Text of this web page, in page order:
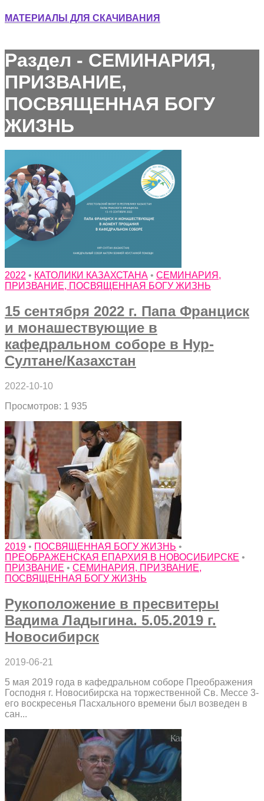
МАТЕРИАЛЫ ДЛЯ СКАЧИВАНИЯ
Раздел - СЕМИНАРИЯ,
ПРИЗВАНИЕ,
ПОСВЯЩЕННАЯ БОГУ
ЖИЗНЬ
2022 • КАТОЛИКИ КАЗАХСТАНА • СЕМИНАРИЯ,
ПРИЗВАНИЕ, ПОСВЯЩЕННАЯ БОГУ ЖИЗНЬ
15 сентября 2022 г. Папа Франциск
и монашествующие в
кафедральном соборе в Нур-
Султане/Казахстан
2022-10-10
Просмотров: 1 935
2019 • ПОСВЯЩЕННАЯ БОГУ ЖИЗНЬ •
ПРЕОБРАЖЕНСКАЯ ЕПАРХИЯ В НОВОСИБИРСКЕ •
ПРИЗВАНИЕ • СЕМИНАРИЯ, ПРИЗВАНИЕ,
ПОСВЯЩЕННАЯ БОГУ ЖИЗНЬ
Рукоположение в пресвитеры
Вадима Ладыгина. 5.05.2019 г.
Новосибирск
2019-06-21
5 мая 2019 года в кафедральном соборе Преображения
Господня г. Новосибирска на торжественной Св. Мессе 3-
его воскресенья Пасхального времени был возведен в
сан...